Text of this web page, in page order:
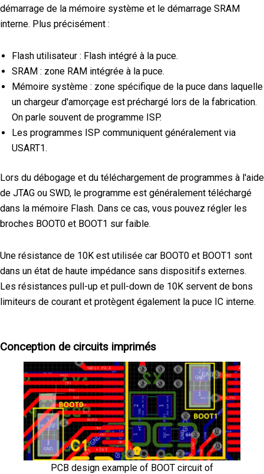
démarrage de la mémoire système et le démarrage SRAM
interne. Plus précisément :
Flash utilisateur : Flash intégré à la puce.
SRAM : zone RAM intégrée à la puce.
Mémoire système : zone spécifique de la puce dans laquelle
un chargeur d'amorçage est préchargé lors de la fabrication.
On parle souvent de programme ISP.
Les programmes ISP communiquent généralement via
USART1.
Lors du débogage et du téléchargement de programmes à l'aide
de JTAG ou SWD, le programme est généralement téléchargé
dans la mémoire Flash. Dans ce cas, vous pouvez régler les
broches BOOT0 et BOOT1 sur faible.
Une résistance de 10K est utilisée car BOOT0 et BOOT1 sont
dans un état de haute impédance sans dispositifs externes.
Les résistances pull-up et pull-down de 10K servent de bons
limiteurs de courant et protègent également la puce IC interne.
Conception de circuits imprimés
PCB design example of BOOT circuit of